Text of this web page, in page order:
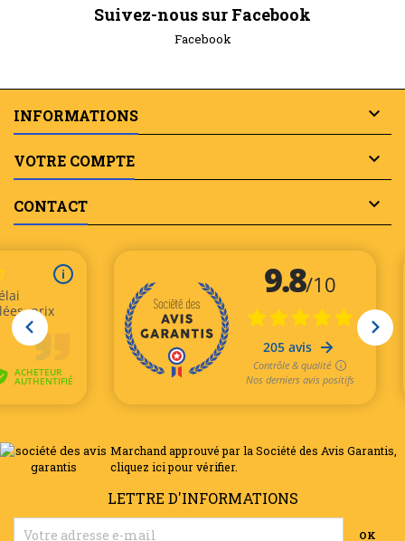
Suivez-nous sur Facebook
Facebook
INFORMATIONS 
VOTRE COMPTE 
CONTACT 
Marchand approuvé par la Société des Avis Garantis,
cliquez ici pour vérifier.
LETTRE D'INFORMATIONS